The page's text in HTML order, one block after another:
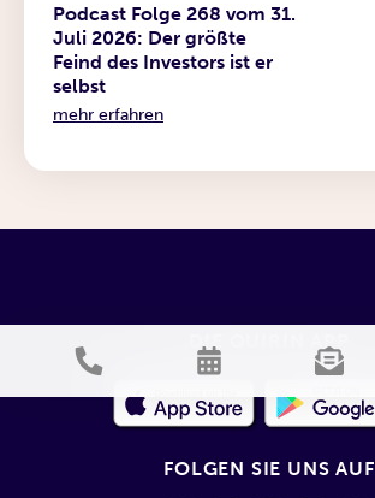
Podcast Folge 268 vom 31.
Juli 2026: Der größte
Feind des Investors ist er
selbst
mehr erfahren
DIE QUIRIN APP
FOLGEN SIE UNS AUF